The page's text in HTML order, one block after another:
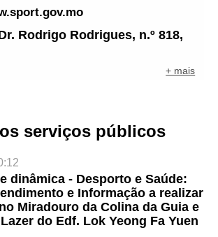
Rodrigo Rodrigues, n.º 818,
+ mais
serviços públicos
dinâmica - Desporto e Saúde:
e Informação a realizar
Miradouro da Colina da Guia e
do Edf. Lok Yeong Fa Yuen